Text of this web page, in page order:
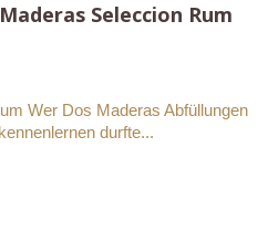
Seleccion Rum
Wer Dos Maderas Abfüllungen
durfte...